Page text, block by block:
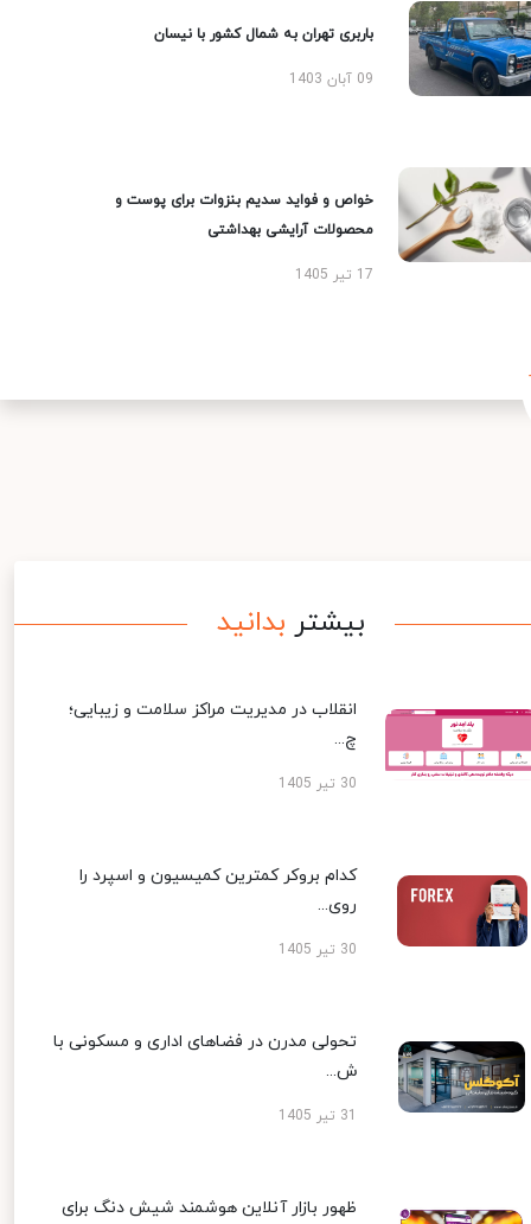
باربری تهران به شمال کشور با نیسان
09 آبان 1403
خواص و فواید سدیم بنزوات برای پوست و
محصولات آرایشی بهداشتی
17 تیر 1405
بیشتر بدانید
انقلاب در مدیریت مراکز سلامت و زیبایی؛
چ...
30 تیر 1405
کدام بروکر کمترین کمیسیون و اسپرد را
روی...
30 تیر 1405
تحولی مدرن در فضاهای اداری و مسکونی با
ش...
ظهور بازار آنلاین هوشمند شیش دنگ برای